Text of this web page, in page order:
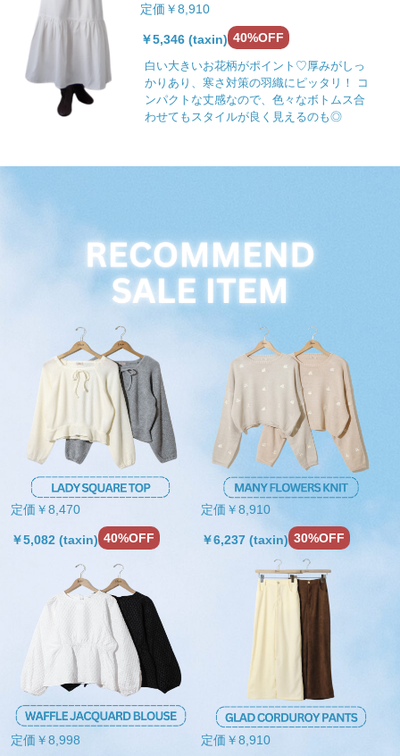
定価￥8,910
￥5,346 (taxin) 40%OFF
白い大きいお花柄がポイント♡厚みがしっ
かりあり、寒さ対策の羽織にピッタリ！ コ
ンパクトな丈感なので、色々なボトムス合
わせてもスタイルが良く見えるのも◎
定価￥8,470
￥5,082 (taxin) 40%OFF
定価￥8,910
￥6,237 (taxin) 30%OFF
定価￥8,998 定価￥8,910